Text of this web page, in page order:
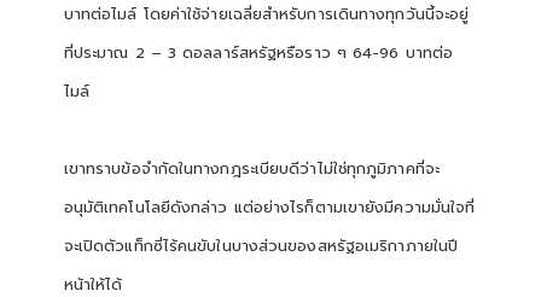
บาทต่อไมล์ โดยค่าใช้จ่ายเฉลี่ยสำหรับการเดินทางทุกวันนี้จะอยู่
ที่ประมาณ 2 – 3 ดอลลาร์สหรัฐหรือราว ๆ 64-96 บาทต่อ
ไมล์
เขาทราบข้อจำกัดในทางกฎระเบียบดีว่าไม่ใช่ทุกภูมิภาคที่จะ
อนุมัติเทคโนโลยีดังกล่าว แต่อย่างไรก็ตามเขายังมีความมั่นใจที่
จะเปิดตัวแท็กซี่ไร้คนขับในบางส่วนของสหรัฐอเมริกาภายในปี
หน้าให้ได้